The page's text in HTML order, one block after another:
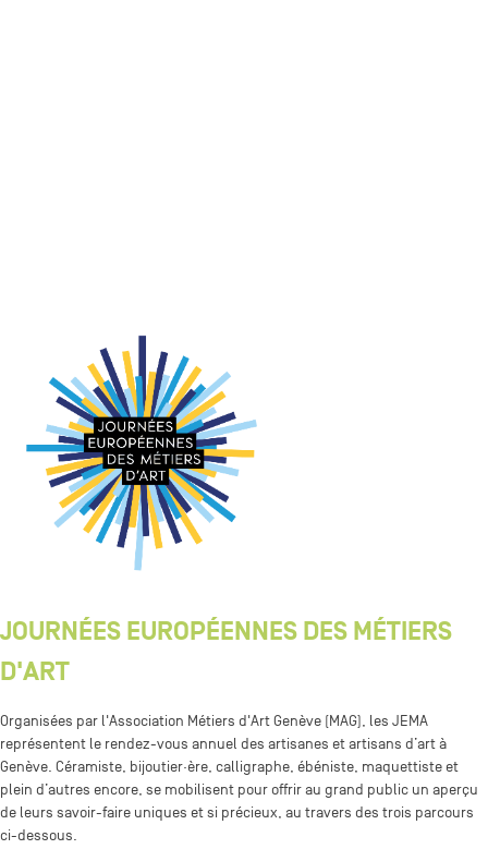
JOURNÉES EUROPÉENNES DES MÉTIERS
D'ART
Organisées par l'Association Métiers d'Art Genève (MAG), les JEMA
représentent le rendez-vous annuel des artisanes et artisans d’art à
Genève. Céramiste, bijoutier·ère, calligraphe, ébéniste, maquettiste et
plein d’autres encore, se mobilisent pour offrir au grand public un aperçu
de leurs savoir-faire uniques et si précieux, au travers des trois parcours
ci-dessous.